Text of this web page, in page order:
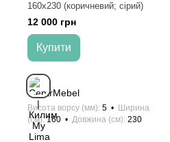
160х230 (коричневий; сірий)
12 000 грн
Купити
Висота ворсу (мм) 5
Ширина
(см) 160 Довжина (см) 230